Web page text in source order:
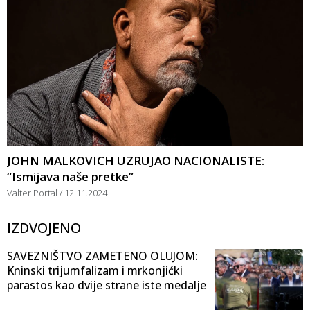
JOHN MALKOVICH UZRUJAO NACIONALISTE:
“Ismijava naše pretke”
Valter Portal 12.11.2024
IZDVOJENO
SAVEZNIŠTVO ZAMETENO OLUJOM:
Kninski trijumfalizam i mrkonjićki
parastos kao dvije strane iste medalje